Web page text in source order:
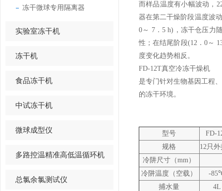
冻干微球专用隔离器
实验室冻干机
冻干机
食品冻干机
中试冻干机
微球成型仪
多路控温精准高低温循环机
总氯余氯测试仪
而样品温度有小幅波动，
器在第二干燥阶段温度波
0 ～ 7．5 h) ，冻干仓压力
性；在结尾阶段(12． 0～
度变化趋势相反。
FD-12T真空冷冻干燥机
是专门针对生物基因工程
的冻干环境。
型号
FD-
规格
12只
冷阱尺寸（mm）
冷阱温度（空载）
-85
捕水量
4L